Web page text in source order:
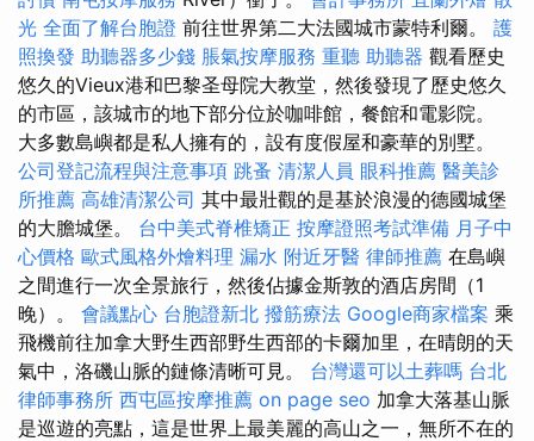
光 全面了解台胞證 前往世界第二大法國城市蒙特利爾。 護
照換發 助聽器多少錢 脹氣按摩服務 重聽 助聽器 觀看歷史
悠久的Vieux港和巴黎圣母院大教堂，然後發現了歷史悠久
的市區，該城市的地下部分位於咖啡館，餐館和電影院。
大多數島嶼都是私人擁有的，設有度假屋和豪華的別墅。
公司登記流程與注意事項 跳蚤 清潔人員 眼科推薦 醫美診
所推薦 高雄清潔公司 其中最壯觀的是基於浪漫的德國城堡
的大膽城堡。 台中美式脊椎矯正 按摩證照考試準備 月子中
心價格 歐式風格外燴料理 漏水 附近牙醫 律師推薦 在島嶼
之間進行一次全景旅行，然後佔據金斯敦的酒店房間（1
晚）。 會議點心 台胞證新北 撥筋療法 Google商家檔案 乘
飛機前往加拿大野生西部野生西部的卡爾加里，在晴朗的天
氣中，洛磯山脈的鏈條清晰可見。 台灣還可以土葬嗎 台北
律師事務所 西屯區按摩推薦 on page seo 加拿大落基山脈
是巡遊的亮點，這是世界上最美麗的高山之一，無所不在的